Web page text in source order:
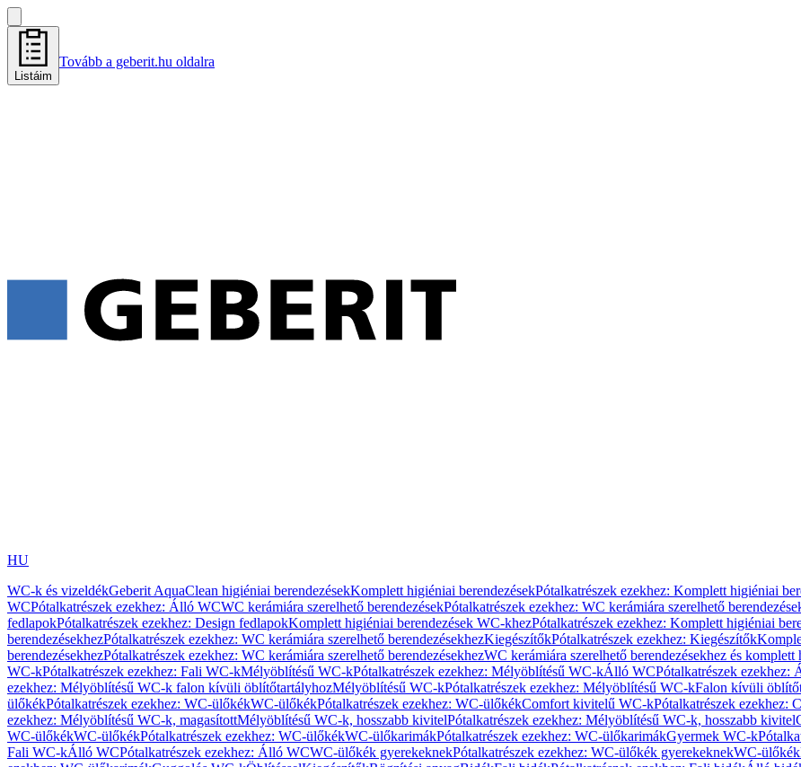
Listáim
Tovább a geberit.hu oldalra
HU
WC-k és vizeldékGeberit AquaClean higiéniai berendezésekKomplett higiéniai berendezésekPótalkatrészek ezekhez: Komplett higiéniai
WCPótalkatrészek ezekhez: Álló WCWC kerámiára szerelhető berendezésekPótalkatrészek ezekhez: WC kerámiára szerelhető
fedlapokPótalkatrészek ezekhez: Design fedlapokKomplett higiéniai berendezések WC-khezPótalkatrészek ezekhez: Komplett higiéniai
berendezésekhezPótalkatrészek ezekhez: WC kerámiára szerelhető berendezésekhezKiegészítőkPótalkatrészek ezekhez: Kiegészítők
berendezésekhezPótalkatrészek ezekhez: WC kerámiára szerelhető berendezésekhezWC kerámiára szerelhető berendezésekhez és komplett
WC-kPótalkatrészek ezekhez: Fali WC-kMélyöblítésű WC-kPótalkatrészek ezekhez: Mélyöblítésű WC-kÁlló WCPótalkatrészek ezekhez:
ezekhez: Mélyöblítésű WC-k falon kívüli öblítőtartályhozMélyöblítésű WC-kPótalkatrészek ezekhez: Mélyöblítésű WC-kFalon kívüli
ülőkékPótalkatrészek ezekhez: WC-ülőkékWC-ülőkékPótalkatrészek ezekhez: WC-ülőkékComfort kivitelű WC-kPótalkatrészek ezekhez:
ezekhez: Mélyöblítésű WC-k, magasítottMélyöblítésű WC-k, hosszabb kivitelPótalkatrészek ezekhez: Mélyöblítésű WC-k, hosszabb kivitel
WC-ülőkékWC-ülőkékPótalkatrészek ezekhez: WC-ülőkékWC-ülőkarimákPótalkatrészek ezekhez: WC-ülőkarimákGyermek WC-k
Fali WC-kÁlló WCPótalkatrészek ezekhez: Álló WCWC-ülőkék gyerekeknekPótalkatrészek ezekhez: WC-ülőkék gyerekeknekWC-ülőkék